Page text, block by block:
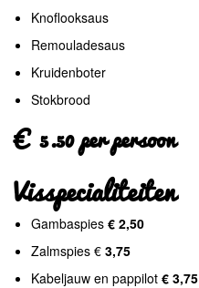
Knoflooksaus
Remouladesaus
Kruidenboter
Stokbrood
€ 5.50 per persoon
Visspecialiteiten
Gambaspies€ 2,50
Zalmspies €3,75
Kabeljauw en pappilot€ 3,75